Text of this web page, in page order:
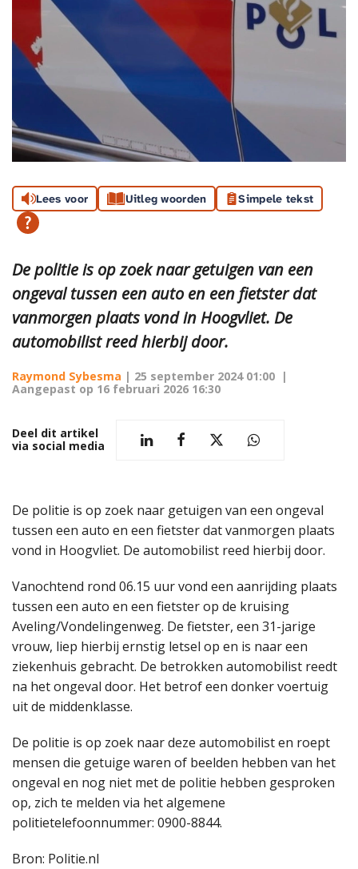
Lees voor Uitleg woorden Simpele tekst
De politie is op zoek naar getuigen van een
ongeval tussen een auto en een fietster dat
vanmorgen plaats vond in Hoogvliet. De
automobilist reed hierbij door.
Raymond Sybesma | 25 september 2024 01:00 |
Aangepast op 16 februari 2026 16:30
Deel dit artikel
via social media
De politie is op zoek naar getuigen van een ongeval
tussen een auto en een fietster dat vanmorgen plaats
vond in Hoogvliet. De automobilist reed hierbij door.
Vanochtend rond 06.15 uur vond een aanrijding plaats
tussen een auto en een fietster op de kruising
Aveling/Vondelingenweg. De fietster, een 31-jarige
vrouw, liep hierbij ernstig letsel op en is naar een
ziekenhuis gebracht. De betrokken automobilist reedt
na het ongeval door. Het betrof een donker voertuig
uit de middenklasse.
De politie is op zoek naar deze automobilist en roept
mensen die getuige waren of beelden hebben van het
ongeval en nog niet met de politie hebben gesproken
op, zich te melden via het algemene
politietelefoonnummer: 0900-8844.
Bron: Politie.nl